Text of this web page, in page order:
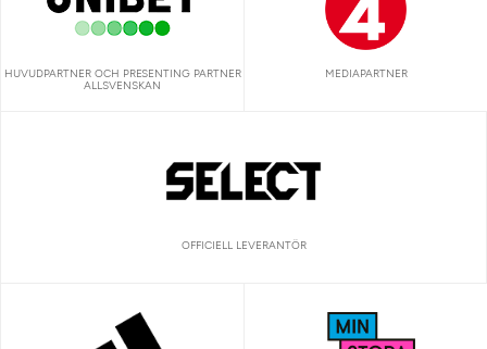
HUVUDPARTNER OCH PRESENTING PARTNER
ALLSVENSKAN
MEDIAPARTNER
OFFICIELL LEVERANTÖR